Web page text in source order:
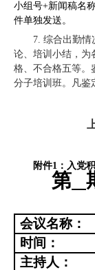
小组号+新闻稿名
件单独发送。
7. 综合出勤情
论、培训小结，为
格、不合格五等。
分子培训班。凡鉴
附件1 ： 入党
第
会议名称：
时间：
主持人：